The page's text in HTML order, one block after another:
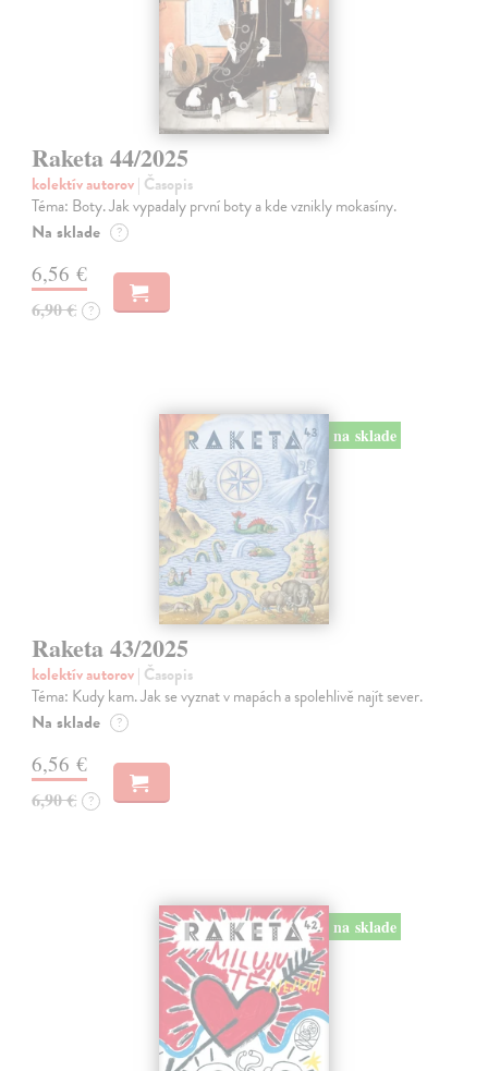
Raketa 44/2025
kolektív autorov| Časopis
Téma: Boty. Jak vypadaly první boty a kde vznikly mokasíny.
Na sklade ?
6,56 €
6,90 € ?
na sklade
Raketa 43/2025
kolektív autorov| Časopis
Téma: Kudy kam. Jak se vyznat v mapách a spolehlivě najít sever.
Na sklade ?
6,56 €
6,90 € ?
na sklade